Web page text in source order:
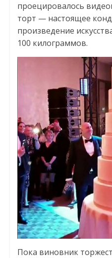
проецировалось
торт — настоящее
произведение
100 килограммов.
Пока виновник